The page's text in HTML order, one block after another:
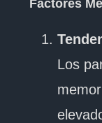
Factores
Los